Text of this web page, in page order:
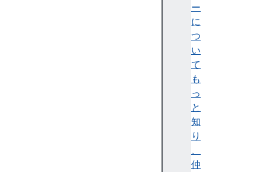
ー
に
つ
い
て
も
っ
と
知
り
、
仲